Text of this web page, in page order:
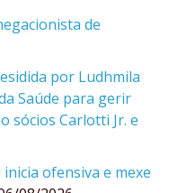
de
por Ludhmila
Saúde para gerir
sócios Carlotti Jr. e
ofensiva e mexe